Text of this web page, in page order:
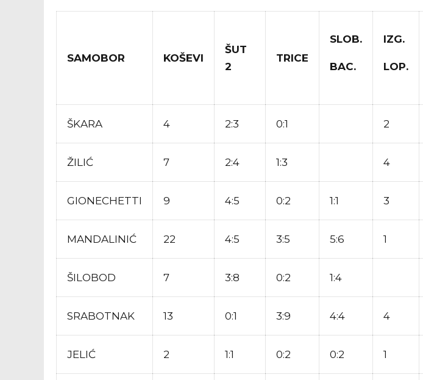
SAMOBOR KOŠEVI
ŠUT
2
TRICE
SLOB.
BAC.
IZG.
LOP.
ŠKARA 4 2:3 0:1 2
ŽILIĆ 7 2:4 1:3 4
GIONECHETTI 9 4:5 0:2 1:1 3
MANDALINIĆ 22 4:5 3:5 5:6 1
ŠILOBOD 7 3:8 0:2 1:4
SRABOTNAK 13 0:1 3:9 4:4 4
JELIĆ 2 1:1 0:2 0:2 1